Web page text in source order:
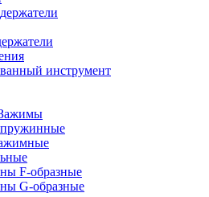
инструмент
F-образные
G-образные